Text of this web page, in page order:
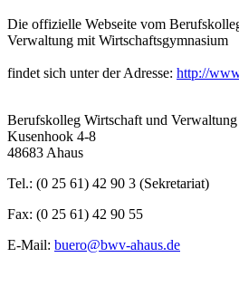
Die offizielle Webseite vom
Verwaltung mit Wirtschaftsgymnasium
findet sich unter der Adresse: http://
Berufskolleg Wirtschaft und
Kusenhook 4-8
48683 Ahaus
Tel.: (0 25 61) 42 90 3 (Sekretariat)
Fax: (0 25 61) 42 90 55
E-Mail: buero@bwv-ahaus.de